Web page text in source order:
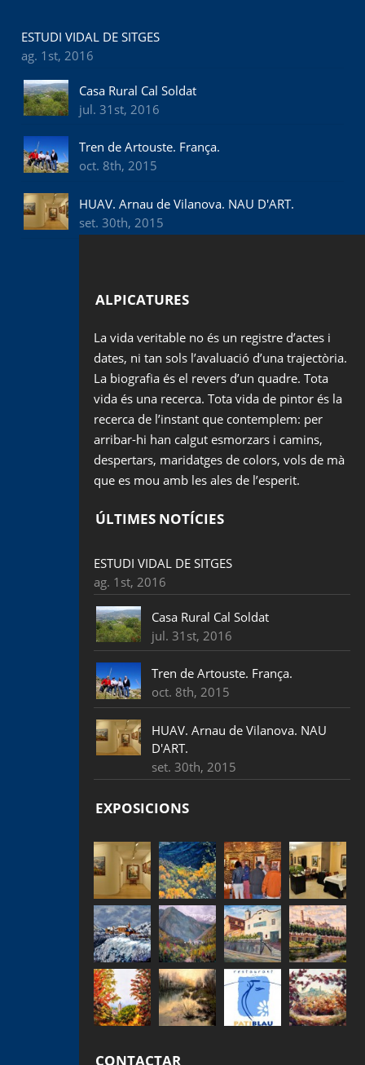
ESTUDI VIDAL DE SITGES
ag. 1st, 2016
Casa Rural Cal Soldat
jul. 31st, 2016
Tren de Artouste. França.
oct. 8th, 2015
HUAV. Arnau de Vilanova. NAU D'ART.
set. 30th, 2015
ALPICATURES
La vida veritable no és un registre d’actes i
dates, ni tan sols l’avaluació d’una trajectòria.
La biografia és el revers d’un quadre. Tota
vida és una recerca. Tota vida de pintor és la
recerca de l’instant que contemplem: per
arribar-hi han calgut esmorzars i camins,
despertars, maridatges de colors, vols de mà
que es mou amb les ales de l’esperit.
ÚLTIMES NOTÍCIES
ESTUDI VIDAL DE SITGES
ag. 1st, 2016
Casa Rural Cal Soldat
jul. 31st, 2016
Tren de Artouste. França.
oct. 8th, 2015
HUAV. Arnau de Vilanova. NAU
D'ART.
set. 30th, 2015
EXPOSICIONS
CONTACTAR